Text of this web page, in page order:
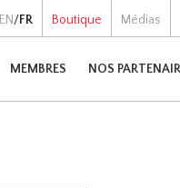
EN/FR Boutique Médias
MEMBRES NOS